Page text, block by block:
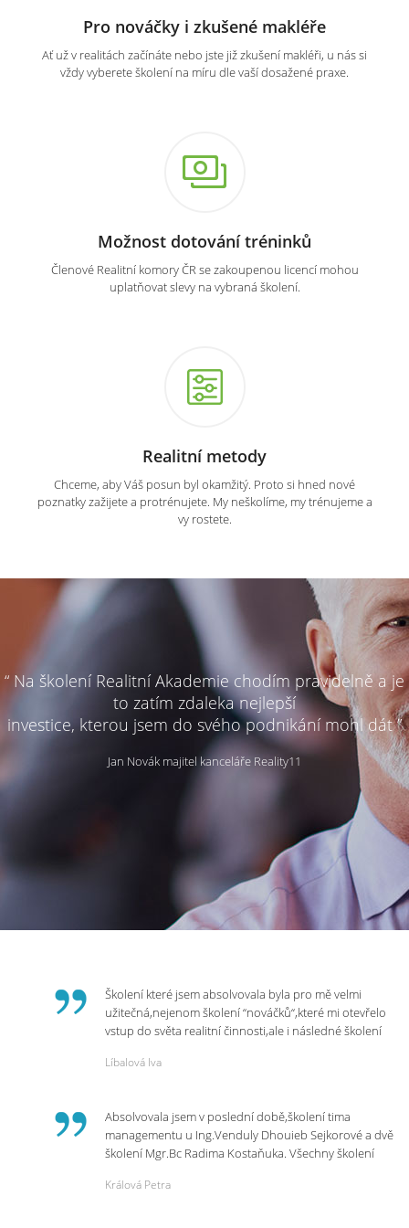
Pro nováčky i zkušené makléře
Ať už v realitách začínáte nebo jste již zkušení makléři, u nás si
vždy vyberete školení na míru dle vaší dosažené praxe.
Možnost dotování tréninků
Členové Realitní komory ČR se zakoupenou licencí mohou
uplatňovat slevy na vybraná školení.
Realitní metody
Chceme, aby Váš posun byl okamžitý. Proto si hned nové
poznatky zažijete a protrénujete. My neškolíme, my trénujeme a
vy rostete.
“ Na školení Realitní Akademie chodím pravidelně a je
to zatím zdaleka nejlepší
investice, kterou jsem do svého podnikání mohl dát ”
Jan Novák majitel kanceláře Reality11
Školení které jsem absolvovala byla pro mě velmi
užitečná,nejenom školení “nováčků“,které mi otevřelo
vstup do světa realitní činnosti,ale i následné školení
p.Vendulce která s nesmírnou lidskostí,přesto
potřebná školení,která Realitní Akademie umožňuje.
Líbalová Iva
Absolvovala jsem v poslední době,školení tima
managementu u Ing.Venduly Dhouieb Sejkorové a dvě
školení Mgr.Bc Radima Kostaňuka. Všechny školení
práci a na život.
Králová Petra